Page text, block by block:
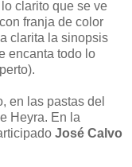
clarito que se ve
franja de color
clarita la sinopsis
encanta todo lo
en las pastas del
Heyra. En la
José Calvo